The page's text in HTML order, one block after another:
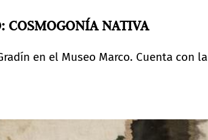
COSMOGONÍA NATIVA
en el Museo Marco. Cuenta con la